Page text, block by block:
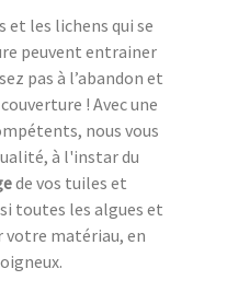
et les lichens qui se
peuvent entrainer
pas à l’abandon et
! Avec une
nous vous
à l'instar du
de vos tuiles et
toutes les algues et
votre matériau, en